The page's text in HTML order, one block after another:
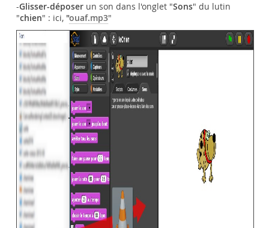
-Glisser-déposer un son dans l'onglet "Sons" du lutin
"chien" : ici, "ouaf.mp3"